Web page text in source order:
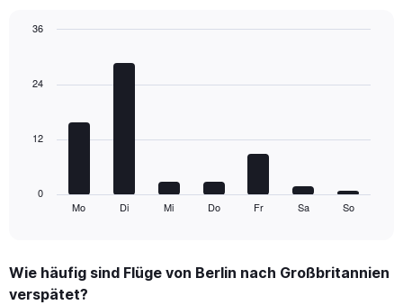
Y
Avg.
Number
with
The
Range:
7
Mo Di Mi Do Fr Sa So
0
12
24
36
Wie häufig sind Flüge von Berlin nach Großbritannien
verspätet?